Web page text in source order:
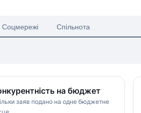
Соцмережі Спільнота
на бюджет
заяв подано на одне бюджетне